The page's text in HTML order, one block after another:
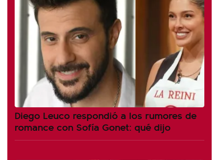
Diego Leuco respondió a los rumores de
romance con Sofía Gonet: qué dijo